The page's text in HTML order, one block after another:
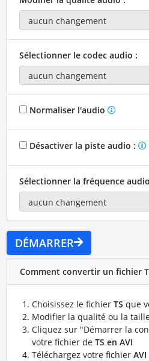
Sélectionner le codec audio :
Normaliser l'audio
Désactiver la piste audio :
Sélectionner la fréquence
DÉMARRER
Comment convertir un fichier
Choisissez le fichier TS que
Modifier la qualité ou la
Cliquez sur "Démarrer la
votre fichier de TS en AVI
Téléchargez votre fichier AVI